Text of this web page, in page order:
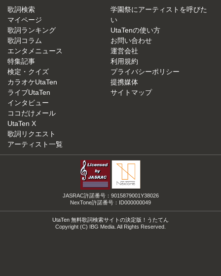
歌詞検索
マイページ
歌詞ランキング
歌詞コラム
エンタメニュース
特集記事
検定・クイズ
カラオケUtaTen
ライブUtaTen
インタビュー
ココだけメール
UtaTen X
歌詞リクエスト
アーティスト一覧
学園祭にアーティストを呼びた
い
UtaTenの使い方
お問い合わせ
運営会社
利用規約
プライバシーポリシー
提携媒体
サイトマップ
JASRAC許諾番号：9015879001Y38026
NexTone許諾番号：ID000000049
UtaTen 無料歌詞検索サイトの決定版！うたてん
Copyright (C) IBG Media. All Rights Reserved.